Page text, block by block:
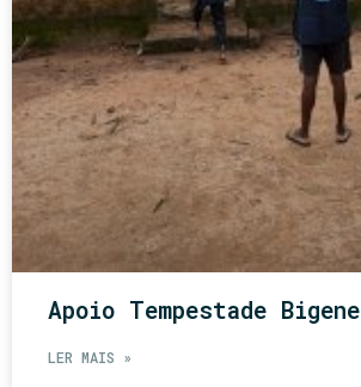
Apoio Tempestade Bigene
LER MAIS »